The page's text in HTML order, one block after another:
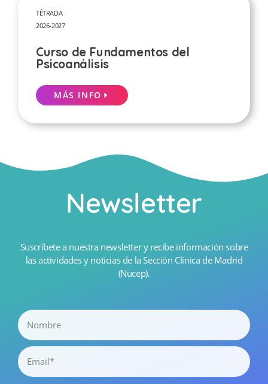
TÉTRADA
2026-2027
Curso de Fundamentos del
Psicoanálisis
MÁS INFO
Newsletter
Suscríbete a nuestra newsletter y recibe información sobre
las actividades y noticias de la Sección Clínica de Madrid
(Nucep).